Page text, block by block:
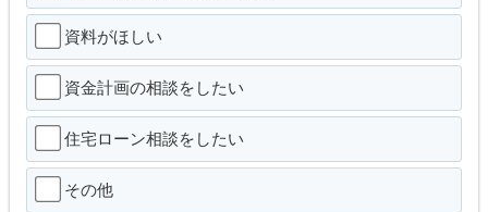
資料がほしい
資金計画の相談をしたい
住宅ローン相談をしたい
その他